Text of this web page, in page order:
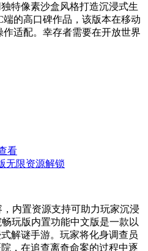
特像素沙盒风格打造沉浸式生
端的高口碑作品，该版本在移动
适配。幸存者需要在开放世界
看
无限资源解锁
内置资源支持可助力玩家沉浸
玩版内置功能中文版是一款以
解谜手游。玩家将化身调查员
，在追查离奇命案的过程中逐